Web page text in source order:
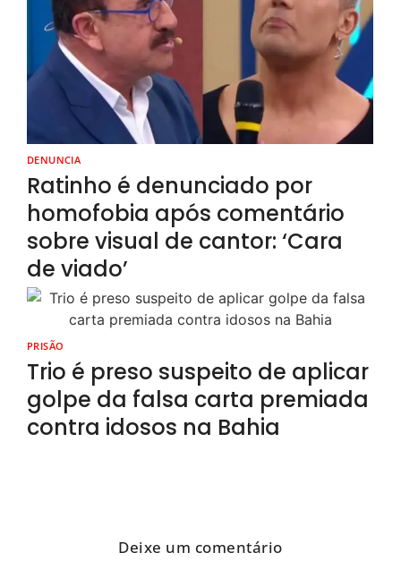
DENUNCIA
Ratinho é denunciado por
homofobia após comentário
sobre visual de cantor: ‘Cara
de viado’
PRISÃO
Trio é preso suspeito de aplicar
golpe da falsa carta premiada
contra idosos na Bahia
Deixe um comentário